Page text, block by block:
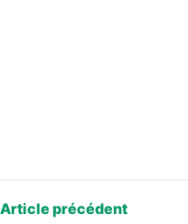
Article précédent